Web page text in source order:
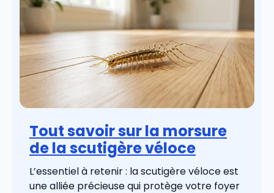
Tout savoir sur la morsure
de la scutigère véloce
L’essentiel à retenir : la scutigère véloce est
une alliée précieuse qui protège votre foyer